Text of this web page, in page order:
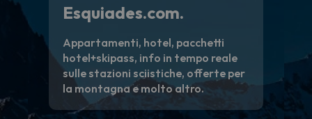
Esquiades.com.
Appartamenti, hotel, pacchetti
hotel+skipass, info in tempo reale
sulle stazioni sciistiche, offerte per
la montagna e molto altro.